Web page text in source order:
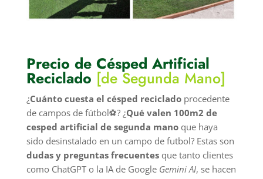
Precio de Césped Artificial
Reciclado [de Segunda Mano]
¿Cuánto cuesta el césped recicladoprocedente
de campos de fútbol⚽? ¿Qué valen 100m2 de
cesped artificial de segunda manoque haya
sido desinstalado en un campo de futbol? Estas son
dudas y preguntas frecuentesque tanto clientes
como ChatGPT o la IA de Google Gemini AI, se hacen